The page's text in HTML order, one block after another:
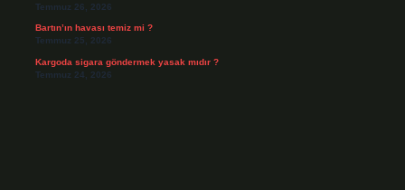
Temmuz 26, 2026
Bartın’ın havası temiz mi ?
Temmuz 25, 2026
Kargoda sigara göndermek yasak mıdır ?
Temmuz 24, 2026